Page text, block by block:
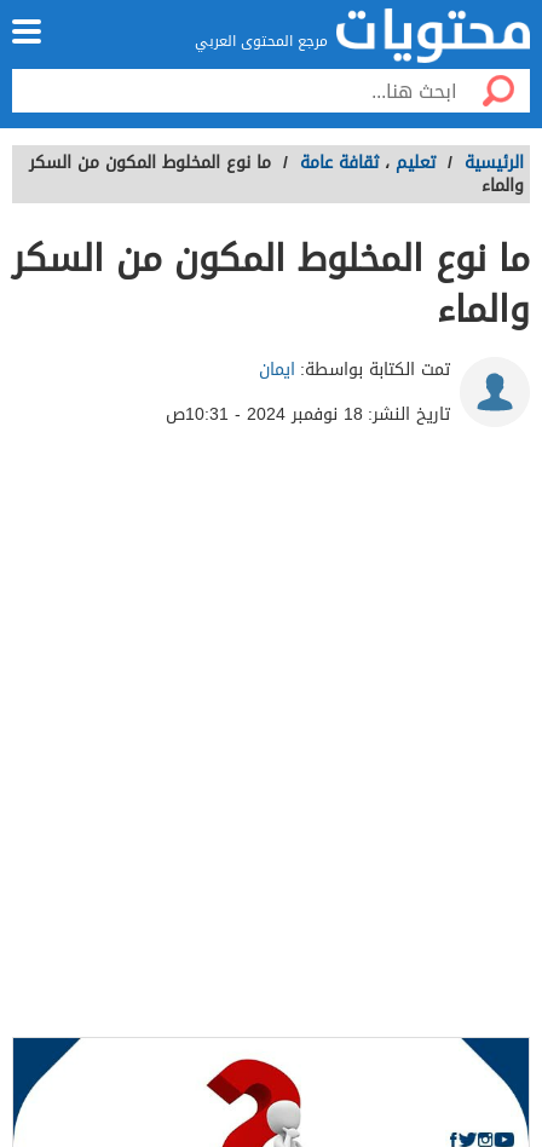
مرجع المحتوى العربي
الرئيسية / تعليم ، ثقافة عامة / ما نوع المخلوط المكون من السكر
والماء
ما نوع المخلوط المكون من السكر
والماء
تمت الكتابة بواسطة: ايمان
تاريخ النشر: 18 نوفمبر 2024 - 10:31ص